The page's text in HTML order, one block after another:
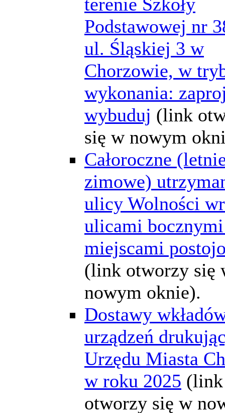
Podstawowej nr
ul. Śląskiej 3 w
Chorzowie, w
wykonania:
wybuduj (link
się w nowym
Całoroczne
zimowe)
ulicy Wolności
ulicami
miejscami
(link otworzy się
nowym oknie).
Dostawy
urządzeń
Urzędu Miasta
w roku 2025 (link
otworzy się w